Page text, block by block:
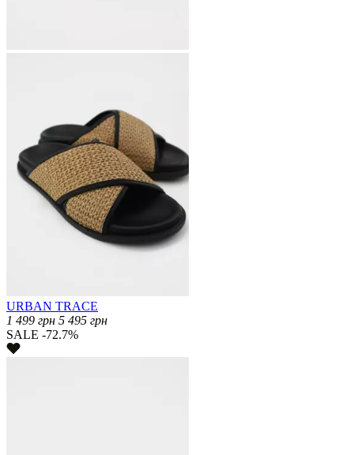
URBAN TRACE
1 499 грн 5 495 грн
SALE -72.7%